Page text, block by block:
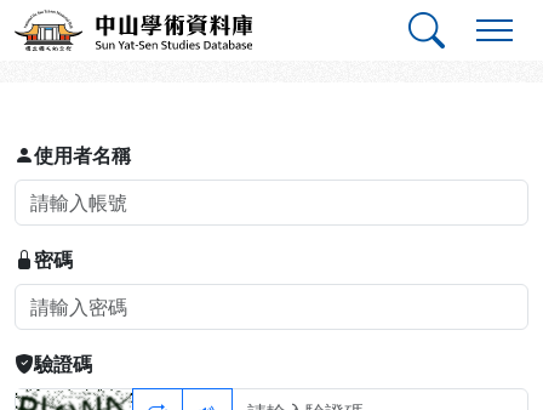
跳到主要內容
中山學術資料庫
登入
使用者名稱
密碼
驗證碼